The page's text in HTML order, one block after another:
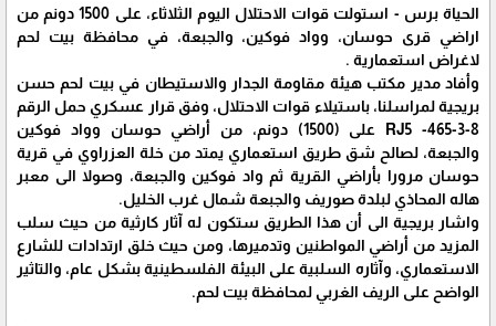
الحياة برس - استولت قوات الاحتلال اليوم الثلاثاء، على 1500 دونم من
اراضي قرى حوسان، وواد فوكين، والجبعة، في محافظة بيت لحم
لاغراض استعمارية .
وأفاد مدير مكتب هيئة مقاومة الجدار والاستيطان في بيت لحم حسن
بريجية لمراسلنا، باستيلاء قوات الاحتلال، وفق قرار عسكري حمل الرقم
RJ5 -465-3-8 على (1500) دونم، من أراضي حوسان وواد فوكين
والجبعة، لصالح شق طريق استعماري يمتد من خلة العزراوي في قرية
حوسان مرورا بأراضي القرية ثم واد فوكين والجبعة، وصولا الى معبر
هاله المحاذي لبلدة صوريف والجبعة شمال غرب الخليل.
واشار بريجية الى أن هذا الطريق ستكون له آثار كارثية من حيث سلب
المزيد من أراضي المواطنين وتدميرها، ومن حيث خلق ارتدادات للشارع
الاستعماري، وآثاره السلبية على البيئة الفلسطينية بشكل عام، والتاثير
الواضح على الريف الغربي لمحافظة بيت لحم.